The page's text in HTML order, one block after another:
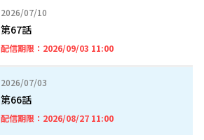
2026/07/10
2026年07月10日
第67話
配信期限： 2026/09/03 11:002026年09月03日 11時
2026/07/03
2026年07月03日
第66話
配信期限： 2026/08/27 11:002026年08月27日 11時